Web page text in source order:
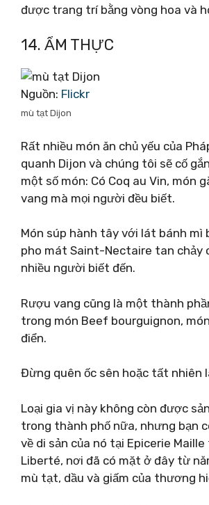
được trang trí bằng vòng hoa và
14. ẨM THỰC
Nguồn: Flickr
mù tạt Dijon
Rất nhiều món ăn chủ yếu của
quanh Dijon và chúng tôi sẽ cố
một số món: Có Coq au Vin, món
vang mà mọi người đều biết.
Món súp hành tây với lát bánh mì
pho mát Saint-Nectaire tan chảy
nhiều người biết đến.
Rượu vang cũng là một thành
trong món Beef bourguignon,
điển.
Đừng quên ốc sên hoặc tất nhiên
Loại gia vị này không còn được
trong thành phố nữa, nhưng bạn
về di sản của nó tại Epicerie
Liberté, nơi đã có mặt ở đây từ
mù tạt, dầu và giấm của thương